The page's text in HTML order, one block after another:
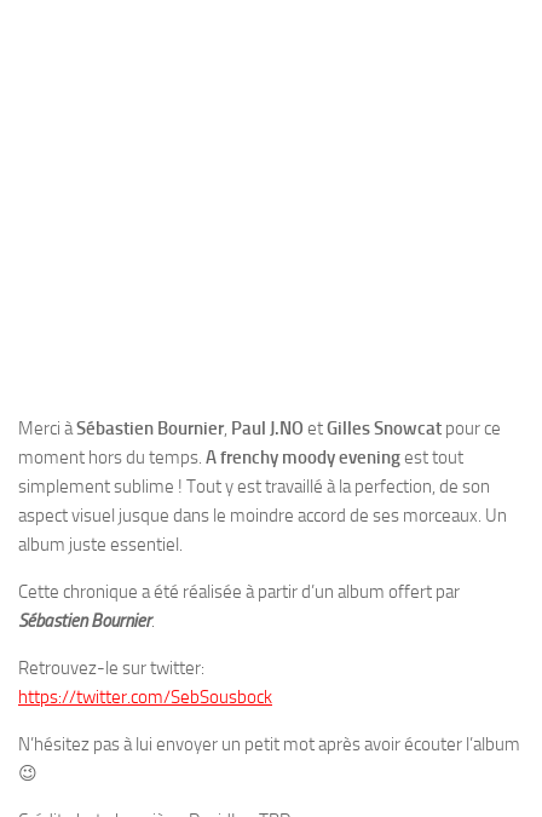
Merci àSébastien Bournier, Paul J.NO etGilles Snowcat pour ce
moment hors du temps. A frenchy moody eveningest tout
simplement sublime ! Tout y est travaillé à la perfection, de son
aspect visuel jusque dans le moindre accord de ses morceaux. Un
album juste essentiel.
Cette chronique a été réalisée à partir d’un album offert par
Sébastien Bournier.
Retrouvez-le sur twitter:
https://twitter.com/SebSousbock
N’hésitez pas à lui envoyer un petit mot après avoir écouter l’album
😉